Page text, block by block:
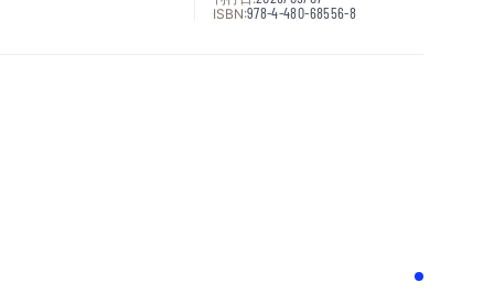
ISBN:978-4-480-68556-8